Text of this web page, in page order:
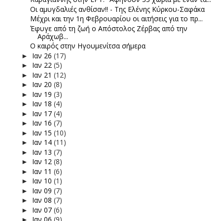
Οι αμυγδαλιές ανθίσαν!! - Της Ελένης Κύρκου-Σαφάκα
Μέχρι και την 1η Φεβρουαρίου οι αιτήσεις για το πρ...
Έφυγε από τη ζωή ο Απόστολος Ζέρβας από την
Αράχωβ...
Ο καιρός στην Ηγουμενίτσα σήμερα
► Ιαν 26 (17)
► Ιαν 22 (5)
► Ιαν 21 (12)
► Ιαν 20 (8)
► Ιαν 19 (3)
► Ιαν 18 (4)
► Ιαν 17 (4)
► Ιαν 16 (7)
► Ιαν 15 (10)
► Ιαν 14 (11)
► Ιαν 13 (7)
► Ιαν 12 (8)
► Ιαν 11 (6)
► Ιαν 10 (1)
► Ιαν 09 (7)
► Ιαν 08 (7)
► Ιαν 07 (6)